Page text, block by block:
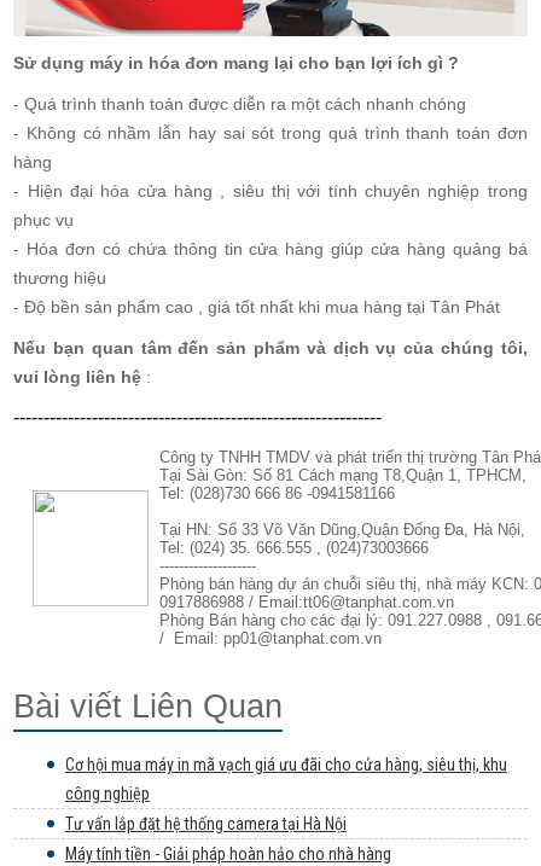
Sử dụng máy in hóa đơn mang lại cho bạn lợi ích gì ?
- Quá trình thanh toán được diễn ra một cách nhanh chóng
- Không có nhầm lẫn hay sai sót trong quá trình thanh toán đơn
hàng
- Hiện đại hóa cửa hàng , siêu thị với tính chuyên nghiệp trong
phục vụ
- Hóa đơn có chứa thông tin cửa hàng giúp cửa hàng quảng bá
thương hiệu
- Độ bền sản phẩm cao , giá tốt nhất khi mua hàng tại Tân Phát
Nếu bạn quan tâm đến sản phẩm và dịch vụ của chúng tôi,
vui lòng liên hệ :
-------------------------------------------------------------
Công ty TNHH TMDV và phát triển thị trường Tân
Tại Sài Gòn: Số 81 Cách mạng T8,Quận 1, TPHCM,
Tel: (028)730 666 86 -0941581166
Tại HN: Số 33 Võ Văn Dũng,Quận Đống Đa, Hà Nội,
Tel: (024) 35. 666.555 , (024)73003666
--------------------
Phòng bán hàng dự án chuỗi siêu thị, nhà máy KCN:
0917886988 / Email:tt06@tanphat.com.vn
Phòng Bán hàng cho các đại lý: 091.227.0988 ,
/ Email: pp01@tanphat.com.vn
Cơ hội mua máy in mã vạch giá ưu đãi cho cửa hàng, siêu thị, khu
công nghiệp
Tư vấn lắp đặt hệ thống camera tại Hà Nội
Máy tính tiền - Giải pháp hoàn hảo cho nhà hàng